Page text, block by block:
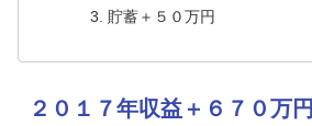
貯蓄＋５０万円
２０１７年収益＋６７０万円